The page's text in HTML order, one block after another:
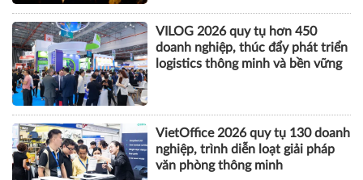
VILOG 2026 quy tụ hơn 450
doanh nghiệp, thúc đẩy phát triển
logistics thông minh và bền vững
VietOffice 2026 quy tụ 130 doanh
nghiệp, trình diễn loạt giải pháp
văn phòng thông minh